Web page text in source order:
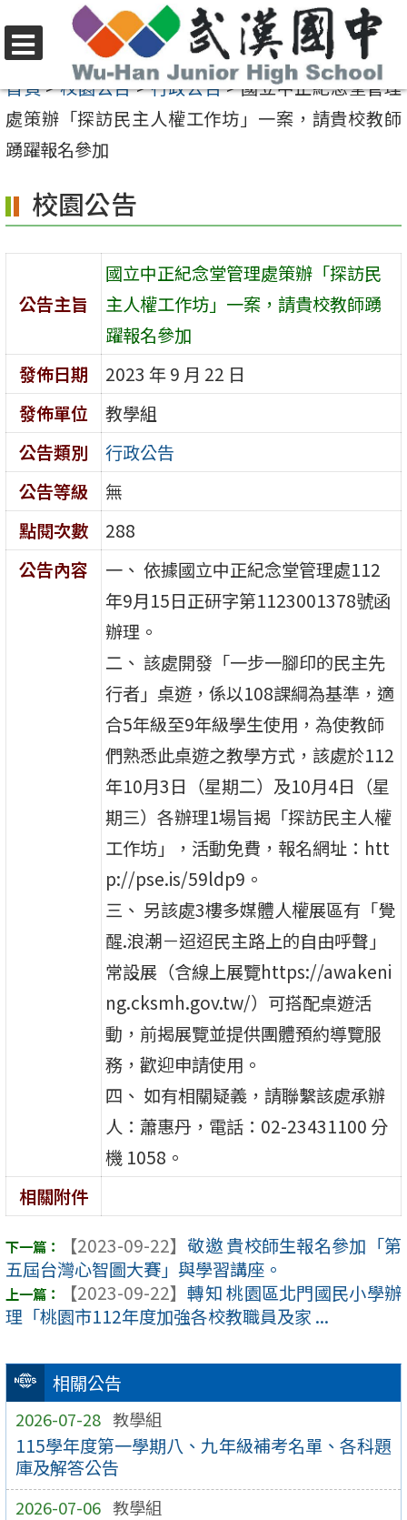
至
要
內
區
選
單
首頁>校園公告>行政公告>國立中正紀念堂管理
處策辦「探訪民主人權工作坊」一案，請貴校教師
踴躍報名參加
相關公告
2026-07-28 教學組
115學年度第一學期八、九年級補考名單、各科題
庫及解答公告
2026-07-06 教學組
校園公告
公告主旨
國立中正紀念堂管理處策辦「探訪民
主人權工作坊」一案，請貴校教師踴
躍報名參加
發佈日期
2023 年 9 月 22 日
發佈單位
教學組
公告類別
行政公告
公告等級
無
點閱次數
288
公告內容
一、 依據國立中正紀念堂管理處112
年9月15日正研字第1123001378號函
辦理。
二、 該處開發「一步一腳印的民主先
行者」桌遊，係以108課綱為基準，適
合5年級至9年級學生使用，為使教師
們熟悉此桌遊之教學方式，該處於112
年10月3日（星期二）及10月4日（星
期三）各辦理1場旨揭「探訪民主人權
工作坊」，活動免費，報名網址：htt
p://pse.is/59ldp9。
三、 另該處3樓多媒體人權展區有「覺
醒.浪潮－迢迢民主路上的自由呼聲」
常設展（含線上展覽https://awakeni
ng.cksmh.gov.tw/）可搭配桌遊活
動，前揭展覽並提供團體預約導覽服
務，歡迎申請使用。
四、 如有相關疑義，請聯繫該處承辦
人：蕭惠丹，電話：02-23431100 分
機 1058。
相關附件
【2023-09-22】 敬邀 貴校師生報名參加「第
五屆台灣心智圖大賽」與學習講座。
【2023-09-22】 轉知 桃園區北門國民小學辦
理「桃園市112年度加強各校教職員及家 ...